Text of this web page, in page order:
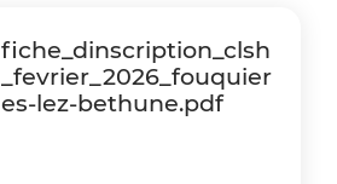
fiche_dinscription_clsh
_fevrier_2026_fouquier
es-lez-bethune.pdf